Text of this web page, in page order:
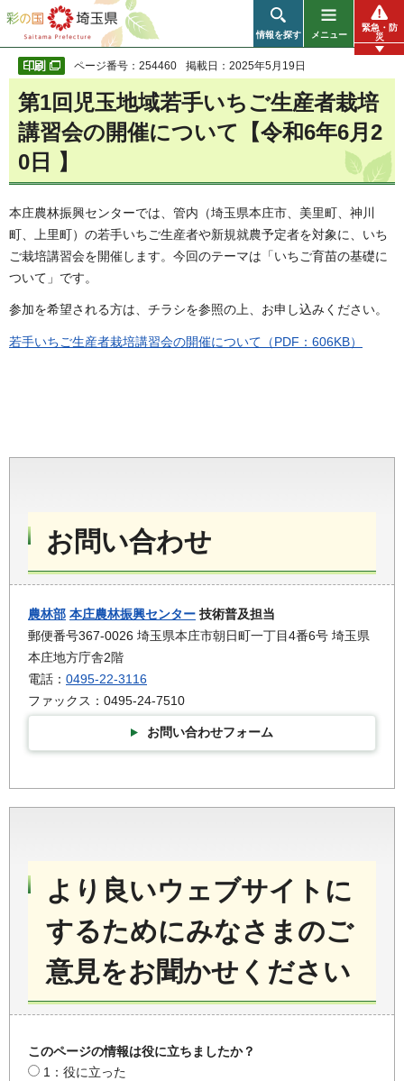
彩の国 埼玉県
情報を探す メニュー
緊急・防
災
ページ番号：254460 掲載日：2025年5月19日
第1回児玉地域若手いちご生産者栽培
講習会の開催について【令和6年6月2
0日 】
本庄農林振興センターでは、管内（埼玉県本庄市、美里町、神川
町、上里町）の若手いちご生産者や新規就農予定者を対象に、いち
ご栽培講習会を開催します。今回のテーマは「いちご育苗の基礎に
ついて」です。
参加を希望される方は、チラシを参照の上、お申し込みください。
若手いちご生産者栽培講習会の開催について（PDF：606KB）
お問い合わせ
農林部 本庄農林振興センター 技術普及担当
郵便番号367-0026 埼玉県本庄市朝日町一丁目4番6号 埼玉県
本庄地方庁舎2階
電話： 0495-22-3116
ファックス：0495-24-7510
お問い合わせフォーム
より良いウェブサイトに
するためにみなさまのご
意見をお聞かせください
このページの情報は役に立ちましたか？
1：役に立った